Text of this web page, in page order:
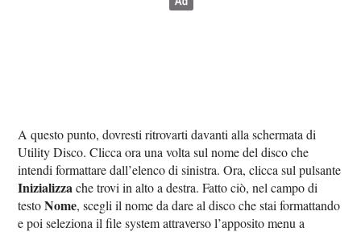
A questo punto, dovresti ritrovarti davanti alla schermata di
Utility Disco. Clicca ora una volta sul nome del disco che
intendi formattare dall’elenco di sinistra. Ora, clicca sul pulsante
Inizializzache trovi in alto a destra. Fatto ciò, nel campo di
testoNome, scegli il nome da dare al disco che stai formattando
e poi seleziona il file system attraverso l’apposito menu a